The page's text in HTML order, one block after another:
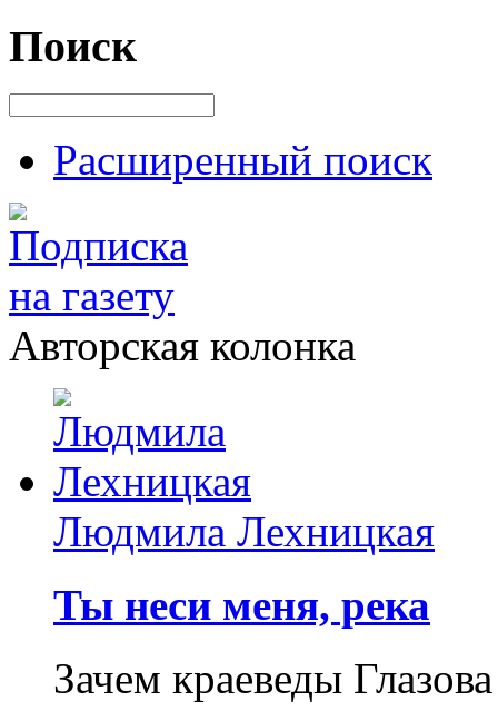
Поиск
Расширенный поиск
Авторская колонка
Людмила Лехницкая
Ты неси меня, река
Зачем краеведы